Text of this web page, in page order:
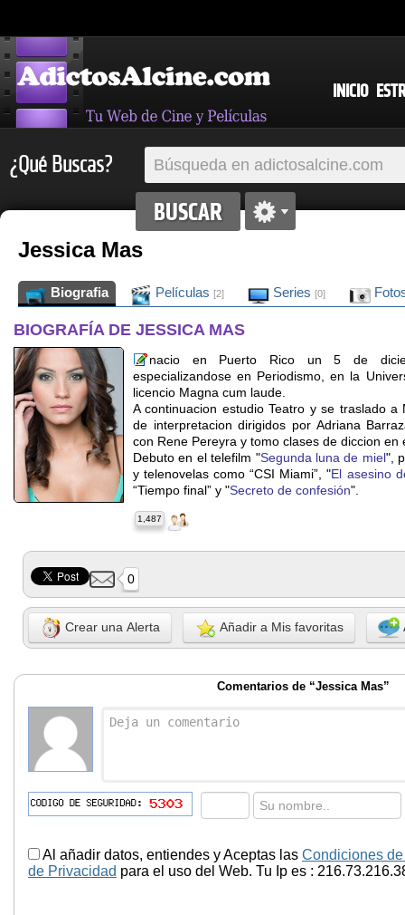
INICIO
¿Qué Buscas?
Jessica Mas
Biografia Películas [2] Series [0]
BIOGRAFÍA DE JESSICA MAS
nacio en Puerto Rico un 5 de
especializandose en Periodismo, en la
licencio Magna cum laude.
A continuacion estudio Teatro y se traslado
de interpretacion dirigidos por Adriana
con Rene Pereyra y tomo clases de diccion en
Debuto en el telefilm "Segunda luna de miel",
y telenovelas como “CSI Miami”, "El asesino
“Tiempo final” y "Secreto de confesión".
1,487
0
Crear una Alerta Añadir a Mis favoritas
Comentarios de “Jessica Mas”
Al añadir datos, entiendes y Aceptas las Condiciones
de Privacidad para el uso del Web. Tu Ip es :